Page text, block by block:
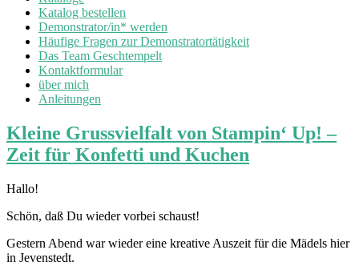
Katalog bestellen
Demonstrator/in* werden
Häufige Fragen zur Demonstratortätigkeit
Das Team Geschtempelt
Kontaktformular
über mich
Anleitungen
Kleine Grussvielfalt von Stampin‘ Up! –
Zeit für Konfetti und Kuchen
Hallo!
Schön, daß Du wieder vorbei schaust!
Gestern Abend war wieder eine kreative Auszeit für die Mädels hier
in Jevenstedt.